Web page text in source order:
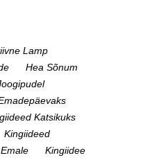
Lamp
Hea Sõnum
Katsikuks
Kingiideed
Kingiidee